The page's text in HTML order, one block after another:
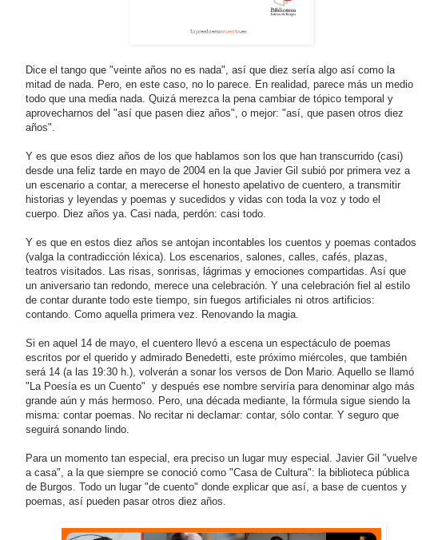
Dice el tango que "veinte años no es nada", así que diez sería algo así como la
mitad de nada. Pero, en este caso, no lo parece. En realidad, parece más un medio
todo que una media nada. Quizá merezca la pena cambiar de tópico temporal y
aprovecharnos del "así que pasen diez años", o mejor: "así, que pasen otros diez
años".
Y es que esos diez años de los que hablamos son los que han transcurrido (casi)
desde una feliz tarde en mayo de 2004 en la que Javier Gil subió por primera vez a
un escenario a contar, a merecerse el honesto apelativo de cuentero, a transmitir
historias y leyendas y poemas y sucedidos y vidas con toda la voz y todo el
cuerpo. Diez años ya. Casi nada, perdón: casi todo.
Y es que en estos diez años se antojan incontables los cuentos y poemas contados
(valga la contradicción léxica). Los escenarios, salones, calles, cafés, plazas,
teatros visitados. Las risas, sonrisas, lágrimas y emociones compartidas. Así que
un aniversario tan redondo, merece una celebración. Y una celebración fiel al estilo
de contar durante todo este tiempo, sin fuegos artificiales ni otros artificios:
contando. Como aquella primera vez. Renovando la magia.
Si en aquel 14 de mayo, el cuentero llevó a escena un espectáculo de poemas
escritos por el querido y admirado Benedetti, este próximo miércoles, que también
será 14 (a las 19:30 h.), volverán a sonar los versos de Don Mario. Aquello se llamó
"La Poesía es un Cuento" y después ese nombre serviría para denominar algo más
grande aún y más hermoso. Pero, una década mediante, la fórmula sigue siendo la
misma: contar poemas. No recitar ni declamar: contar, sólo contar. Y seguro que
seguirá sonando lindo.
Para un momento tan especial, era preciso un lugar muy especial. Javier Gil "vuelve
a casa", a la que siempre se conoció como "Casa de Cultura": la biblioteca pública
de Burgos. Todo un lugar "de cuento" donde explicar que así, a base de cuentos y
poemas, así pueden pasar otros diez años.